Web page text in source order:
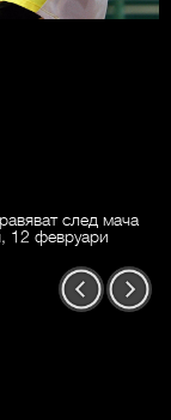
след мача
12 февруари